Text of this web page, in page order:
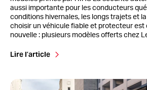
aussi importante pour les conducteurs
conditions hivernales, les longs trajets et
choisir un véhicule fiable et protecteur est
nouvelle : plusieurs modèles offerts chez
Lire l’article